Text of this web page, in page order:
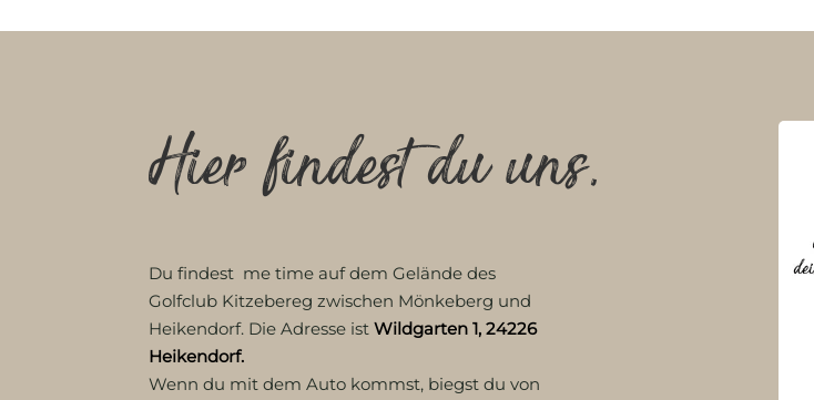
Hier findest du uns.
Du findest me time auf dem Gelände des
Golfclub Kitzebereg zwischen Mönkeberg und
Heikendorf. Die Adresse ist Wildgarten 1, 24226
Heikendorf.
Wenn du mit dem Auto kommst, biegst du von